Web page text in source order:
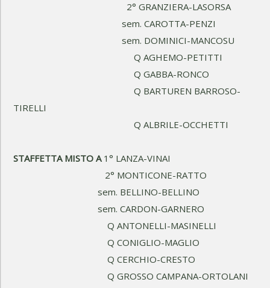
2° GRANZIERA-LASORSA
sem. CAROTTA-PENZI
sem. DOMINICI-MANCOSU
Q AGHEMO-PETITTI
Q GABBA-RONCO
Q BARTUREN BARROSO-
TIRELLI
Q ALBRILE-OCCHETTI
STAFFETTA MISTO A 1° LANZA-VINAI
2° MONTICONE-RATTO
sem. BELLINO-BELLINO
sem. CARDON-GARNERO
Q ANTONELLI-MASINELLI
Q CONIGLIO-MAGLIO
Q CERCHIO-CRESTO
Q GROSSO CAMPANA-ORTOLANI